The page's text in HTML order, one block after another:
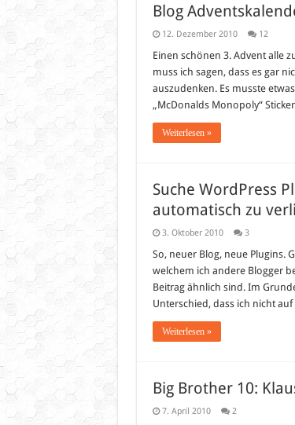
Blog
12. Dezember 2010 12
Einen schönen 3. Advent alle
muss ich sagen, dass es gar
auszudenken. Es musste
„McDonalds Monopoly“
Weiterlesen »
Suche WordPress
automatisch zu
3. Oktober 2010 3
So, neuer Blog, neue Plugins.
welchem ich andere Blogger
Beitrag ähnlich sind. Im
Unterschied, dass ich nicht
Weiterlesen »
Big Brother 10:
7. April 2010 2